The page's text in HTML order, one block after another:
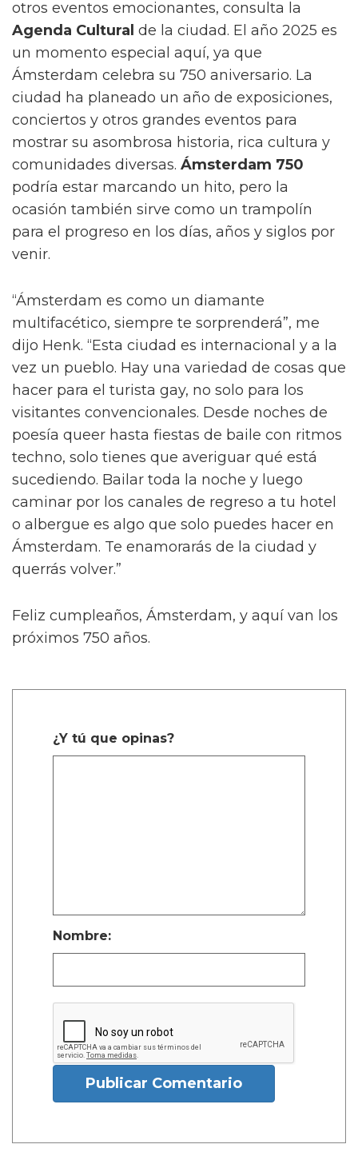
otros eventos emocionantes, consulta la
Agenda Cultural de la ciudad. El año 2025 es
un momento especial aquí, ya que
Ámsterdam celebra su 750 aniversario. La
ciudad ha planeado un año de exposiciones,
conciertos y otros grandes eventos para
mostrar su asombrosa historia, rica cultura y
comunidades diversas. Ámsterdam 750
podría estar marcando un hito, pero la
ocasión también sirve como un trampolín
para el progreso en los días, años y siglos por
venir.
“Ámsterdam es como un diamante
multifacético, siempre te sorprenderá”, me
dijo Henk. “Esta ciudad es internacional y a la
vez un pueblo. Hay una variedad de cosas que
hacer para el turista gay, no solo para los
visitantes convencionales. Desde noches de
poesía queer hasta fiestas de baile con ritmos
techno, solo tienes que averiguar qué está
sucediendo. Bailar toda la noche y luego
caminar por los canales de regreso a tu hotel
o albergue es algo que solo puedes hacer en
Ámsterdam. Te enamorarás de la ciudad y
querrás volver.”
Feliz cumpleaños, Ámsterdam, y aquí van los
próximos 750 años.
¿Y tú que opinas?
Nombre:
Publicar Comentario